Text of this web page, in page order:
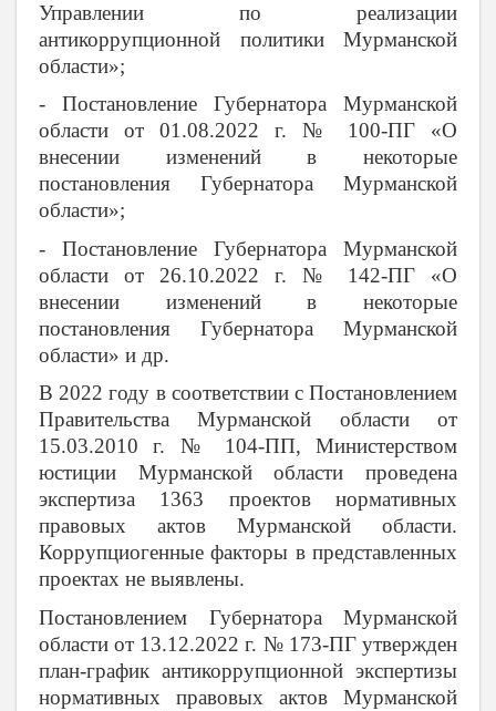
Управлении по реализации
антикоррупционной политики Мурманской
области»;
- Постановление Губернатора Мурманской
области от 01.08.2022 г. № 100-ПГ «О
внесении изменений в некоторые
постановления Губернатора Мурманской
области»;
- Постановление Губернатора Мурманской
области от 26.10.2022 г. № 142-ПГ «О
внесении изменений в некоторые
постановления Губернатора Мурманской
области» и др.
В 2022 году в соответствии с Постановлением
Правительства Мурманской области от
15.03.2010 г. № 104-ПП, Министерством
юстиции Мурманской области проведена
экспертиза 1363 проектов нормативных
правовых актов Мурманской области.
Коррупциогенные факторы в представленных
проектах не выявлены.
Постановлением Губернатора Мурманской
области от 13.12.2022 г. № 173-ПГ утвержден
план-график антикоррупционной экспертизы
нормативных правовых актов Мурманской